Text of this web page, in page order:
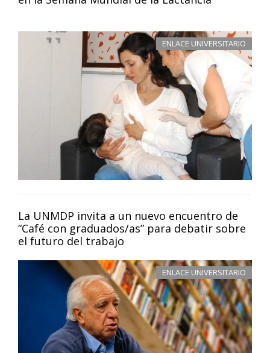
ENLACE UNIVERSITARIO
La UNMDP invita a un nuevo encuentro de
“Café con graduados/as” para debatir sobre
el futuro del trabajo
ENLACE UNIVERSITARIO